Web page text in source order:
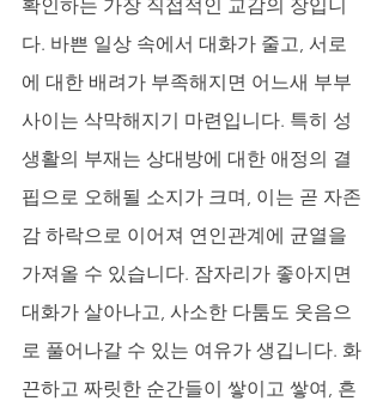
확인하는 가장 직접적인 교감의 장입니
다. 바쁜 일상 속에서 대화가 줄고, 서로
에 대한 배려가 부족해지면 어느새 부부
사이는 삭막해지기 마련입니다. 특히 성
생활의 부재는 상대방에 대한 애정의 결
핍으로 오해될 소지가 크며, 이는 곧 자존
감 하락으로 이어져 연인관계에 균열을
가져올 수 있습니다. 잠자리가 좋아지면
대화가 살아나고, 사소한 다툼도 웃음으
로 풀어나갈 수 있는 여유가 생깁니다. 화
끈하고 짜릿한 순간들이 쌓이고 쌓여, 흔